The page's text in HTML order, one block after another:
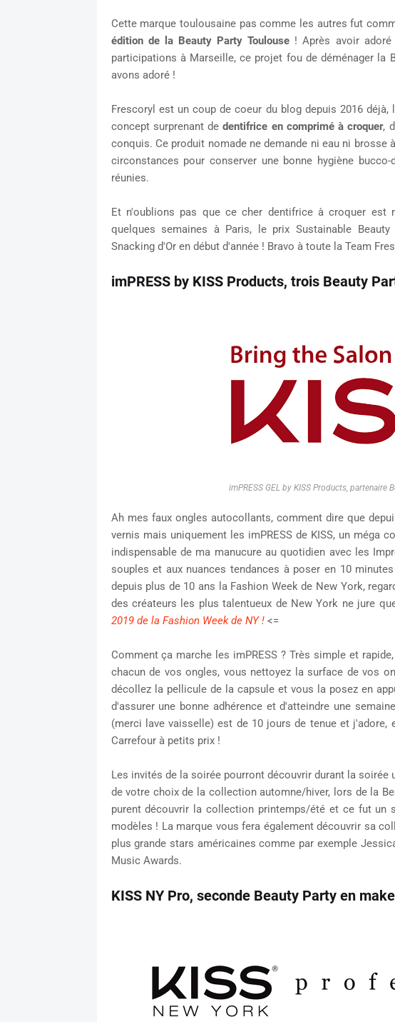
Cette marque toulousaine pas comme les autres fut
édition de la Beauty Party Toulouse ! Après avoir
participations à Marseille, ce projet fou de déménager la
avons adoré !
Frescoryl est un coup de coeur du blog depuis 2016
concept surprenant dedentifrice en comprimé à croquer,
conquis. Ce produit nomade ne demande ni eau ni
circonstances pour conserver une bonne hygiène
réunies.
Et n'oublions pas que ce cher dentifrice à croquer
quelques semaines à Paris, le prix Sustainable
Snacking d'Or en début d'année ! Bravo à toute la Team
imPRESS by KISS Products, trois Beauty
imPRESS GEL by KISS Products, partenaire
Ah mes faux ongles autocollants, comment dire que
vernis mais uniquement les imPRESS de KISS, un méga
indispensable de ma manucure au quotidien avec les
souples et aux nuances tendances à poser en 10
depuis plus de 10 ans la Fashion Week de New York,
des créateurs les plus talentueux de New York ne jure
2019 de la Fashion Week de NY ! <=
Comment ça marche les imPRESS ? Très simple et
chacun de vos ongles, vous nettoyez la surface de vos
décollez la pellicule de la capsule et vous la posez en
d'assurer une bonne adhérence et d'atteindre une
(merci lave vaisselle) est de 10 jours de tenue et
Carrefour à petits prix !
Les invités de la soirée pourront découvrir durant la soirée
de votre choix de la collection automne/hiver, lors de la
purent découvrir la collection printemps/été et ce fut un
modèles ! La marque vous fera également découvrir sa
plus grande stars américaines comme par exemple
Music Awards.
KISS NY Pro, seconde Beauty Party en